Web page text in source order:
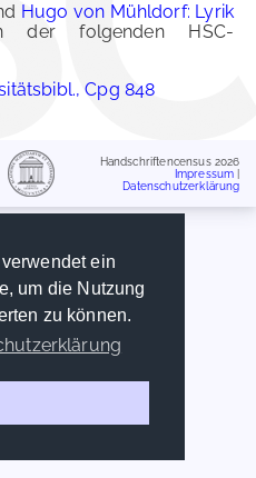
ein
um die Nutzung
zu können.
Hugo von Mühldorf: Lyrik
der folgenden HSC-
Cpg 848
Handschriftencensus 2026
Impressum
Datenschutzerklärung